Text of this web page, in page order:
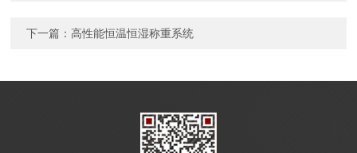
下一篇：高性能恒温恒湿称重系统